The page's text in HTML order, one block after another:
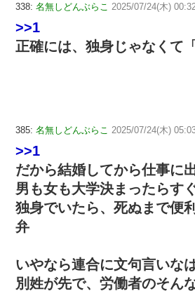
338: 名無しどんぶらこ 2025/07/24(木)
>>1
正確には、独身じゃなくて
385: 名無しどんぶらこ 2025/07/24(木)
>>1
だから結婚してから仕事に
男も女も大学決まったらす
独身でいたら、死ぬまで便
弁
いやなら連合に文句言いな
別姓が先で、労働者のそん